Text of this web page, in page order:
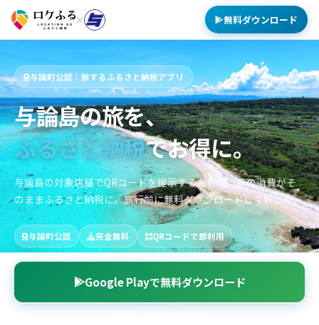
× 無料ダウンロード
与論町公認｜旅するふるさと納税アプリ
与論島の旅を、
ふるさと納税でお得に。
与論島の対象店舗でQRコードを提示するだけで、旅の消費がそ
のままふるさと納税に。旅行前に無料ダウンロードしておこう。
与論町公認 完全無料 QRコードで即利用
Google Playで無料ダウンロード